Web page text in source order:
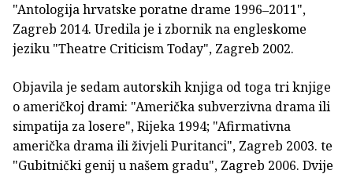
"Antologija hrvatske poratne drame 1996‒2011",
Zagreb 2014. Uredila je i zbornik na engleskome
jeziku "Theatre Criticism Today", Zagreb 2002.
Objavila je sedam autorskih knjiga od toga tri knjige
o američkoj drami: "Američka subverzivna drama ili
simpatija za losere", Rijeka 1994; "Afirmativna
američka drama ili živjeli Puritanci", Zagreb 2003. te
"Gubitnički genij u našem gradu", Zagreb 2006. Dvije